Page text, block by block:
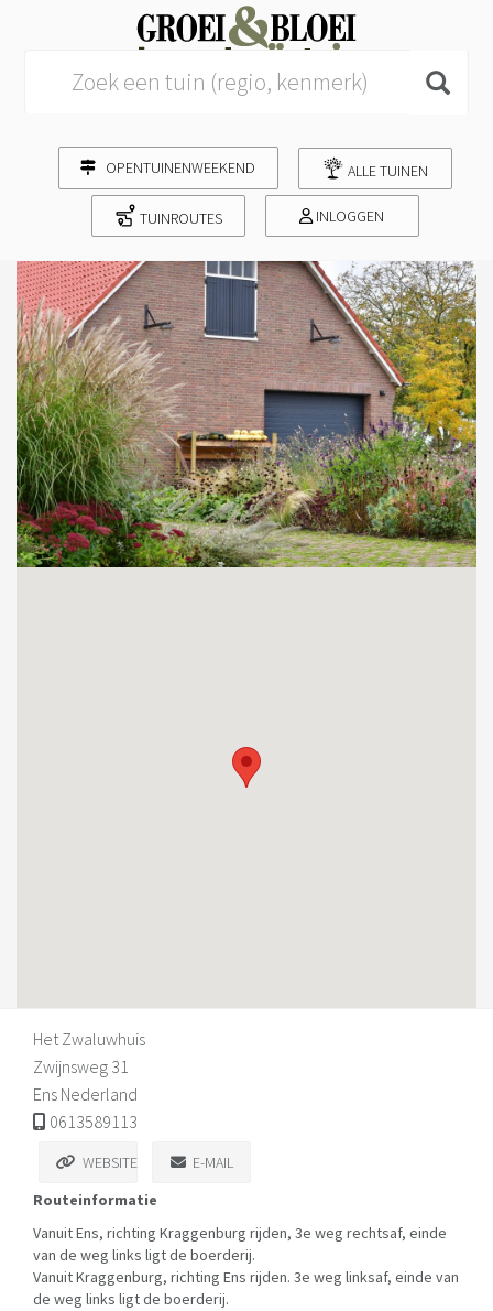
OPENTUINENWEEKEND ALLE TUINEN
TUINROUTES INLOGGEN
Het Zwaluwhuis
Zwijnsweg 31
Ens Nederland
0613589113
WEBSITE
E-MAIL
Routeinformatie
Vanuit Ens, richting Kraggenburg rijden, 3e weg rechtsaf, einde
van de weg links ligt de boerderij.
Vanuit Kraggenburg, richting Ens rijden. 3e weg linksaf, einde van
de weg links ligt de boerderij.